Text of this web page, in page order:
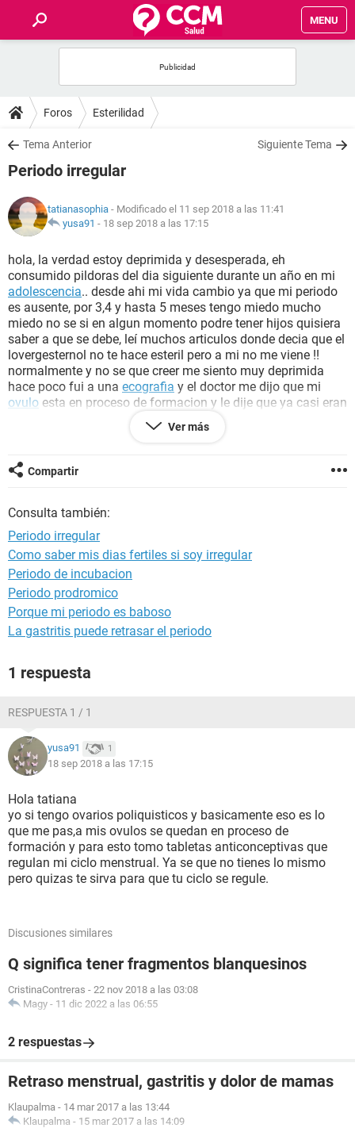
MENU
FOROS
SALUD
NUTRICIÓN
BIENESTAR
SEXUALIDAD
GLOSARIO
Foros Esterilidad
Tema Anterior Siguiente Tema
Periodo irregular
tatianasophia - Modificado el 11 sep 2018 a las 11:41
yusa91 - 18 sep 2018 a las 17:15
hola, la verdad estoy deprimida y desesperada, eh
consumido pildoras del dia siguiente durante un año en mi
adolescencia.. desde ahi mi vida cambio ya que mi periodo
es ausente, por 3,4 y hasta 5 meses tengo miedo mucho
miedo no se si en algun momento podre tener hijos quisiera
saber a que se debe, leí muchos articulos donde decia que el
lovergesternol no te hace esteril pero a mi no me viene !!
normalmente y no se que creer me siento muy deprimida
hace poco fui a una ecografia y el doctor me dijo que mi
ovulo esta en proceso de formacion y le dije que ya casi eran
3 meses y me dijo que era por
estres
polisticos y antes mi periodo era muy regular
Ver más
Compartir
Consulta también:
Periodo irregular
Como saber mis dias fertiles si soy irregular
Periodo de incubacion
Periodo prodromico
Porque mi periodo es baboso
La gastritis puede retrasar el periodo
1 respuesta
RESPUESTA 1 / 1
yusa91 1
18 sep 2018 a las 17:15
Hola tatiana
yo si tengo ovarios poliquisticos y basicamente eso es lo
que me pas,a mis ovulos se quedan en proceso de
formación y para esto tomo tabletas anticonceptivas que
regulan mi ciclo menstrual. Ya se que no tienes lo mismo
pero quizas te sirva para que tu ciclo se regule.
Discusiones similares
Q significa tener fragmentos blanquesinos
CristinaContreras - 22 nov 2018 a las 03:08
Magy - 11 dic 2022 a las 06:55
2 respuestas
Retraso menstrual, gastritis y dolor de mamas
Klaupalma - 14 mar 2017 a las 13:44
Klaupalma - 15 mar 2017 a las 14:09